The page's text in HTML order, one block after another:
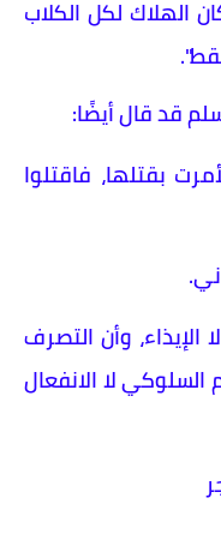
الهلاك لكل الكلاب
قد قال أيضًا:
بقتلها، فاقتلوا
وأن التصرف
لا الانفعال